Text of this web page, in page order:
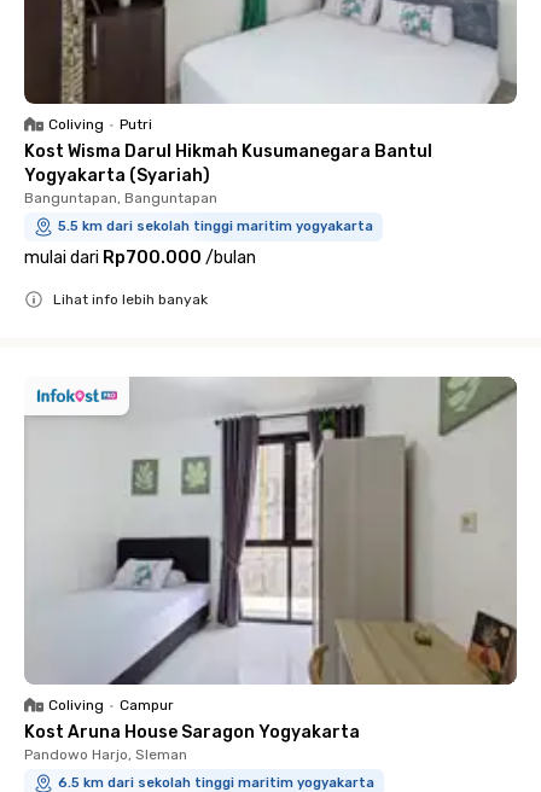
Coliving • Putri
Kost Wisma Darul Hikmah Kusumanegara Bantul
Yogyakarta (Syariah)
Banguntapan, Banguntapan
5.5 km dari sekolah tinggi maritim yogyakarta
mulai dari Rp700.000 /bulan
Lihat info lebih banyak
Coliving • Campur
Kost Aruna House Saragon Yogyakarta
Pandowo Harjo, Sleman
6.5 km dari sekolah tinggi maritim yogyakarta